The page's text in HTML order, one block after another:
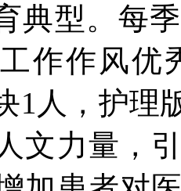
型。每
作作风优
1人，护理
文力量，